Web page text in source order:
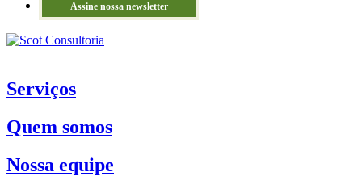
Assine nossa newsletter
Serviços
Quem somos
Nossa equipe